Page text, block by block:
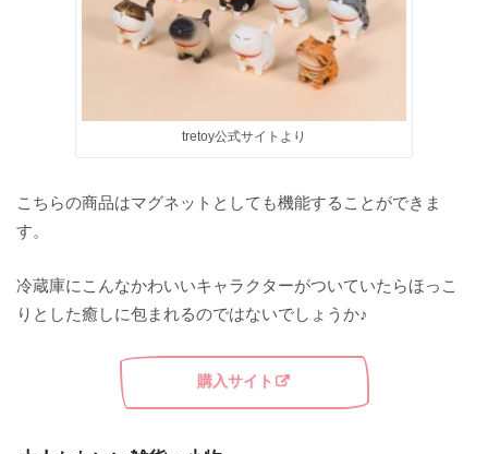
tretoy公式サイトより
こちらの商品はマグネットとしても機能することができま
す。
冷蔵庫にこんなかわいいキャラクターがついていたらほっこ
りとした癒しに包まれるのではないでしょうか♪
購入サイト